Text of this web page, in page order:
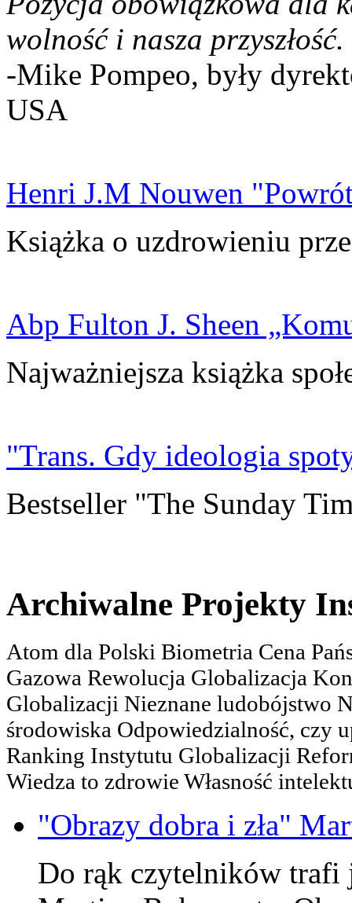
wolność i nasza przyszłość.
-Mike Pompeo, były
USA
Henri J.M Nouwen
Książka o uzdrowieniu
Abp Fulton J. Sheen
Najważniejsza książka
"Trans. Gdy ideologia
Bestseller "The Sunday
Archiwalne Projekty
Atom dla Polski Biometria Cena
Gazowa Rewolucja Globalizacja
Globalizacji Nieznane ludobójstwo
środowiska Odpowiedzialność, czy
Ranking Instytutu Globalizacji
Wiedza to zdrowie Własność
"Obrazy dobra i zła"
Do rąk czytelników trafi